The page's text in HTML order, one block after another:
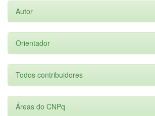
Autor
Orientador
Todos contribuidores
Áreas do CNPq